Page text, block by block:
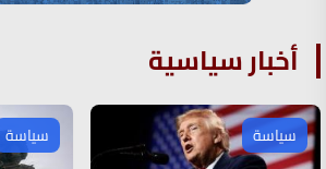
أخبار سياسية
سياسة سياسة